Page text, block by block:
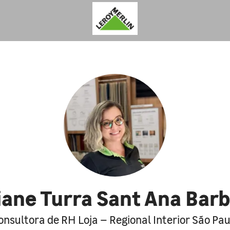
Turra Sant Ana
de RH Loja – Regional Interior São